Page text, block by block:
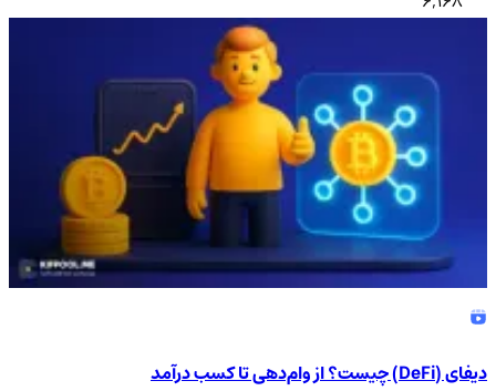
دیفای (DeFi) چیست؟ از وام‌دهی تا کسب درآمد